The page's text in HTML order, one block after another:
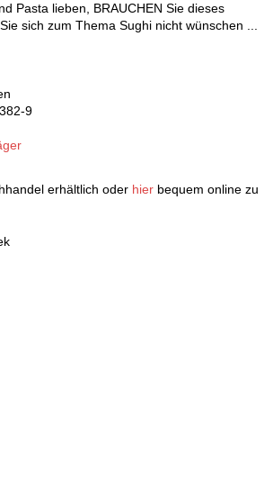
Pasta lieben, BRAUCHEN Sie dieses
sich zum Thema Sughi nicht wünschen ...
9
erhältlich oder hier bequem online zu